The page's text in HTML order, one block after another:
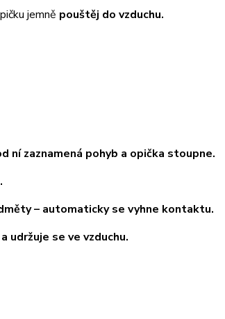
jemně pouštěj do vzduchu.
zaznamená pohyb a opička stoupne.
– automaticky se vyhne kontaktu.
se ve vzduchu.